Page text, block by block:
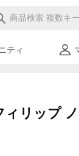
ティ
ィリップ